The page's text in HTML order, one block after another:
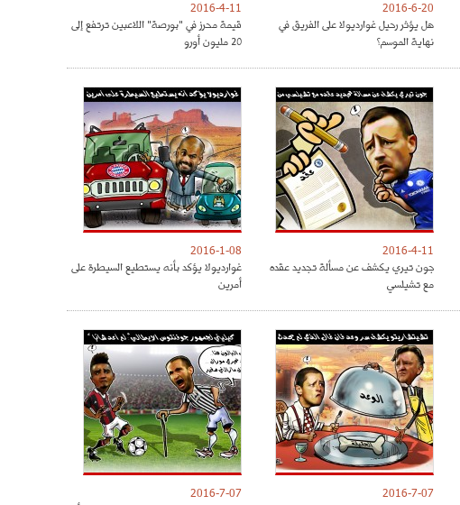
2016-6-20
هل يؤثر رحيل غوارديولا على الفريق في
نهاية الموسم؟
2016-4-11
قيمة محرز في "بورصة" اللاعبين ترتفع إلى
20 مليون أورو
2016-4-11
جون تيري يكشف عن مسألة تجديد عقده
مع تشيلسي
2016-1-08
غوارديولا يؤكد بأنه يستطيع السيطرة على
أمرين
2016-7-07
2016-7-07